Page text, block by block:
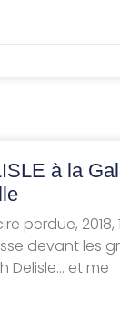
à la
perdue, 2018,
devant les
Delisle… et me